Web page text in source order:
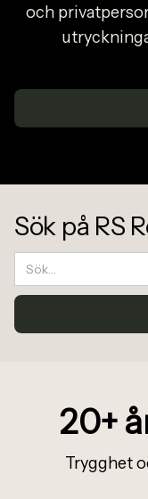
och
Sök på RS
20+å
Trygghet